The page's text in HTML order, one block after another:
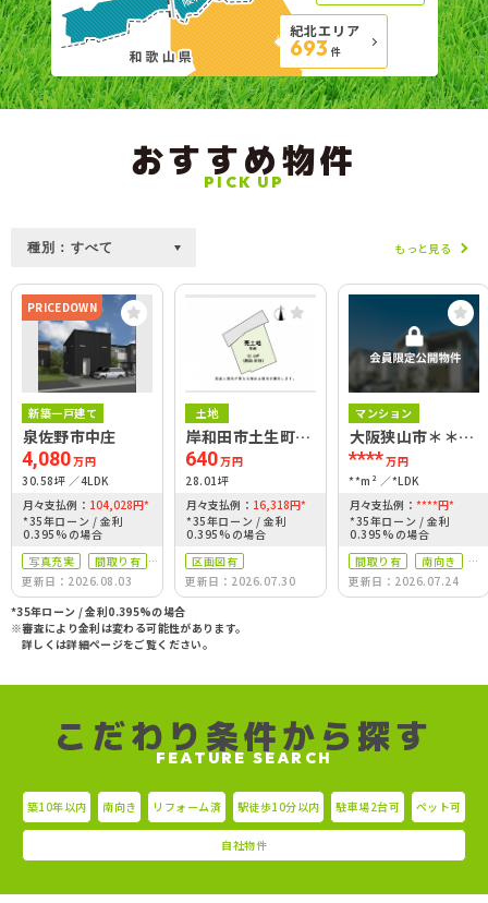
紀北エリア
693 件
おすすめ物件
PICK UP
もっと見る
PRICEDOWN
新築一戸建て
泉佐野市中庄
4,080万円
30.58坪
4LDK
月々支払例： 104,028円*
*35年ローン / 金利
0.395%の場合
写真充実
間取り有
築10年以内
駐車場2台可
自社物件
更新日：2026.08.03
土地
岸和田市土生町１
２丁目
640万円
28.01坪
月々支払例： 16,318円*
*35年ローン / 金利
0.395%の場合
区画図有
更新日：2026.07.30
マンション
大阪狭山市＊＊＊
＊
****万円
**m²
*LDK
月々支払例： ****円*
*35年ローン / 金利
0.395%の場合
間取り有
南向き
リフォーム済
更新日：2026.07.24
*35年ローン / 金利0.395%の場合
※審査により金利は変わる可能性があります。
詳しくは詳細ページをご覧ください。
こだわり条件から探す
FEATURE SEARCH
築10年以内 南向き リフォーム済 駅徒歩10分以内 駐車場2台可 ペット可
自社物件